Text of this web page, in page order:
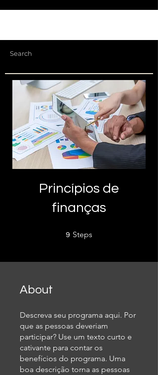
Princípios de
finanças
9 Steps
About
Descreva seu programa aqui. Por
que as pessoas deveriam
participar? Use um texto curto e
cativante para contar os
benefícios do programa. Uma
boa descrição torna as pessoas